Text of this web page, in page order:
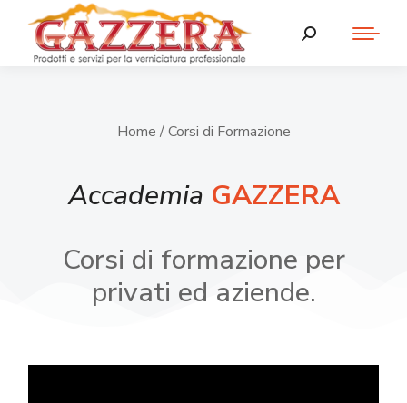
Home / Corsi di Formazione
Accademia GAZZERA
Corsi di formazione per
privati ed aziende.